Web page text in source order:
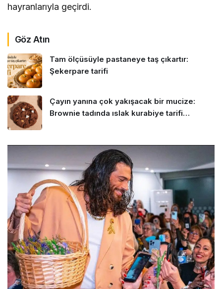
hayranlarıyla geçirdi.
Göz Atın
Tam ölçüsüyle pastaneye taş çıkartır:
Şekerpare tarifi
Çayın yanına çok yakışacak bir mucize:
Brownie tadında ıslak kurabiye tarifi…